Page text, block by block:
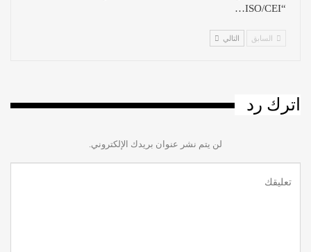
“ISO/CEI…
السابق التالي
اترك رد
لن يتم نشر عنوان بريدك الإلكتروني.